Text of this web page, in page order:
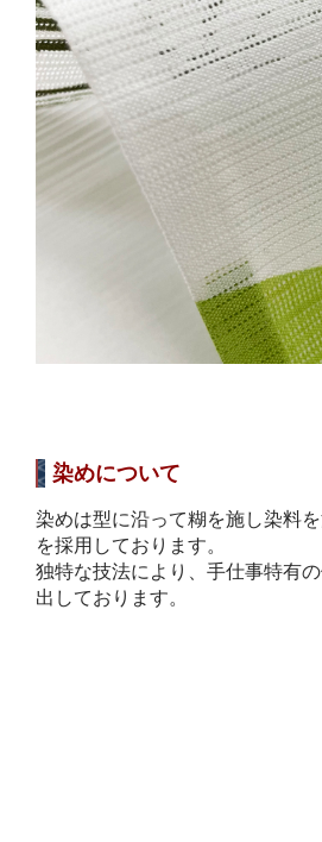
染めについて
染めは型に沿って糊を施し染料
を採用しております。
独特な技法により、手仕事特有
出しております。